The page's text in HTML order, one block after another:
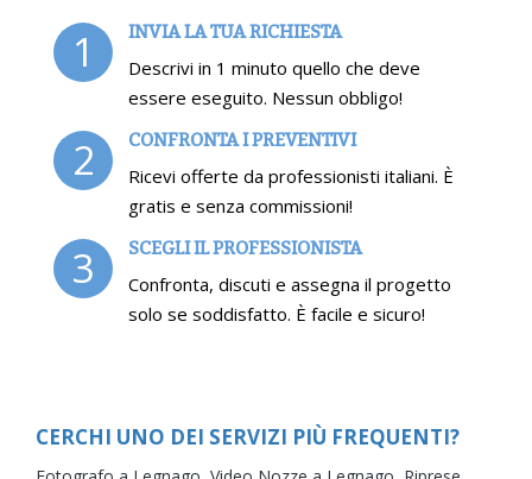
1 INVIA LA TUA RICHIESTA
Descrivi in 1 minuto quello che deve
essere eseguito. Nessun obbligo!
2 CONFRONTA I PREVENTIVI
Ricevi offerte da professionisti italiani. È
gratis e senza commissioni!
3 SCEGLI IL PROFESSIONISTA
Confronta, discuti e assegna il progetto
solo se soddisfatto. È facile e sicuro!
CERCHI UNO DEI SERVIZI PIÙ FREQUENTI?